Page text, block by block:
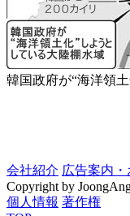
韓国政府が“海洋領
会社紹介 広告案内
Copyright by
個人情報 著作権